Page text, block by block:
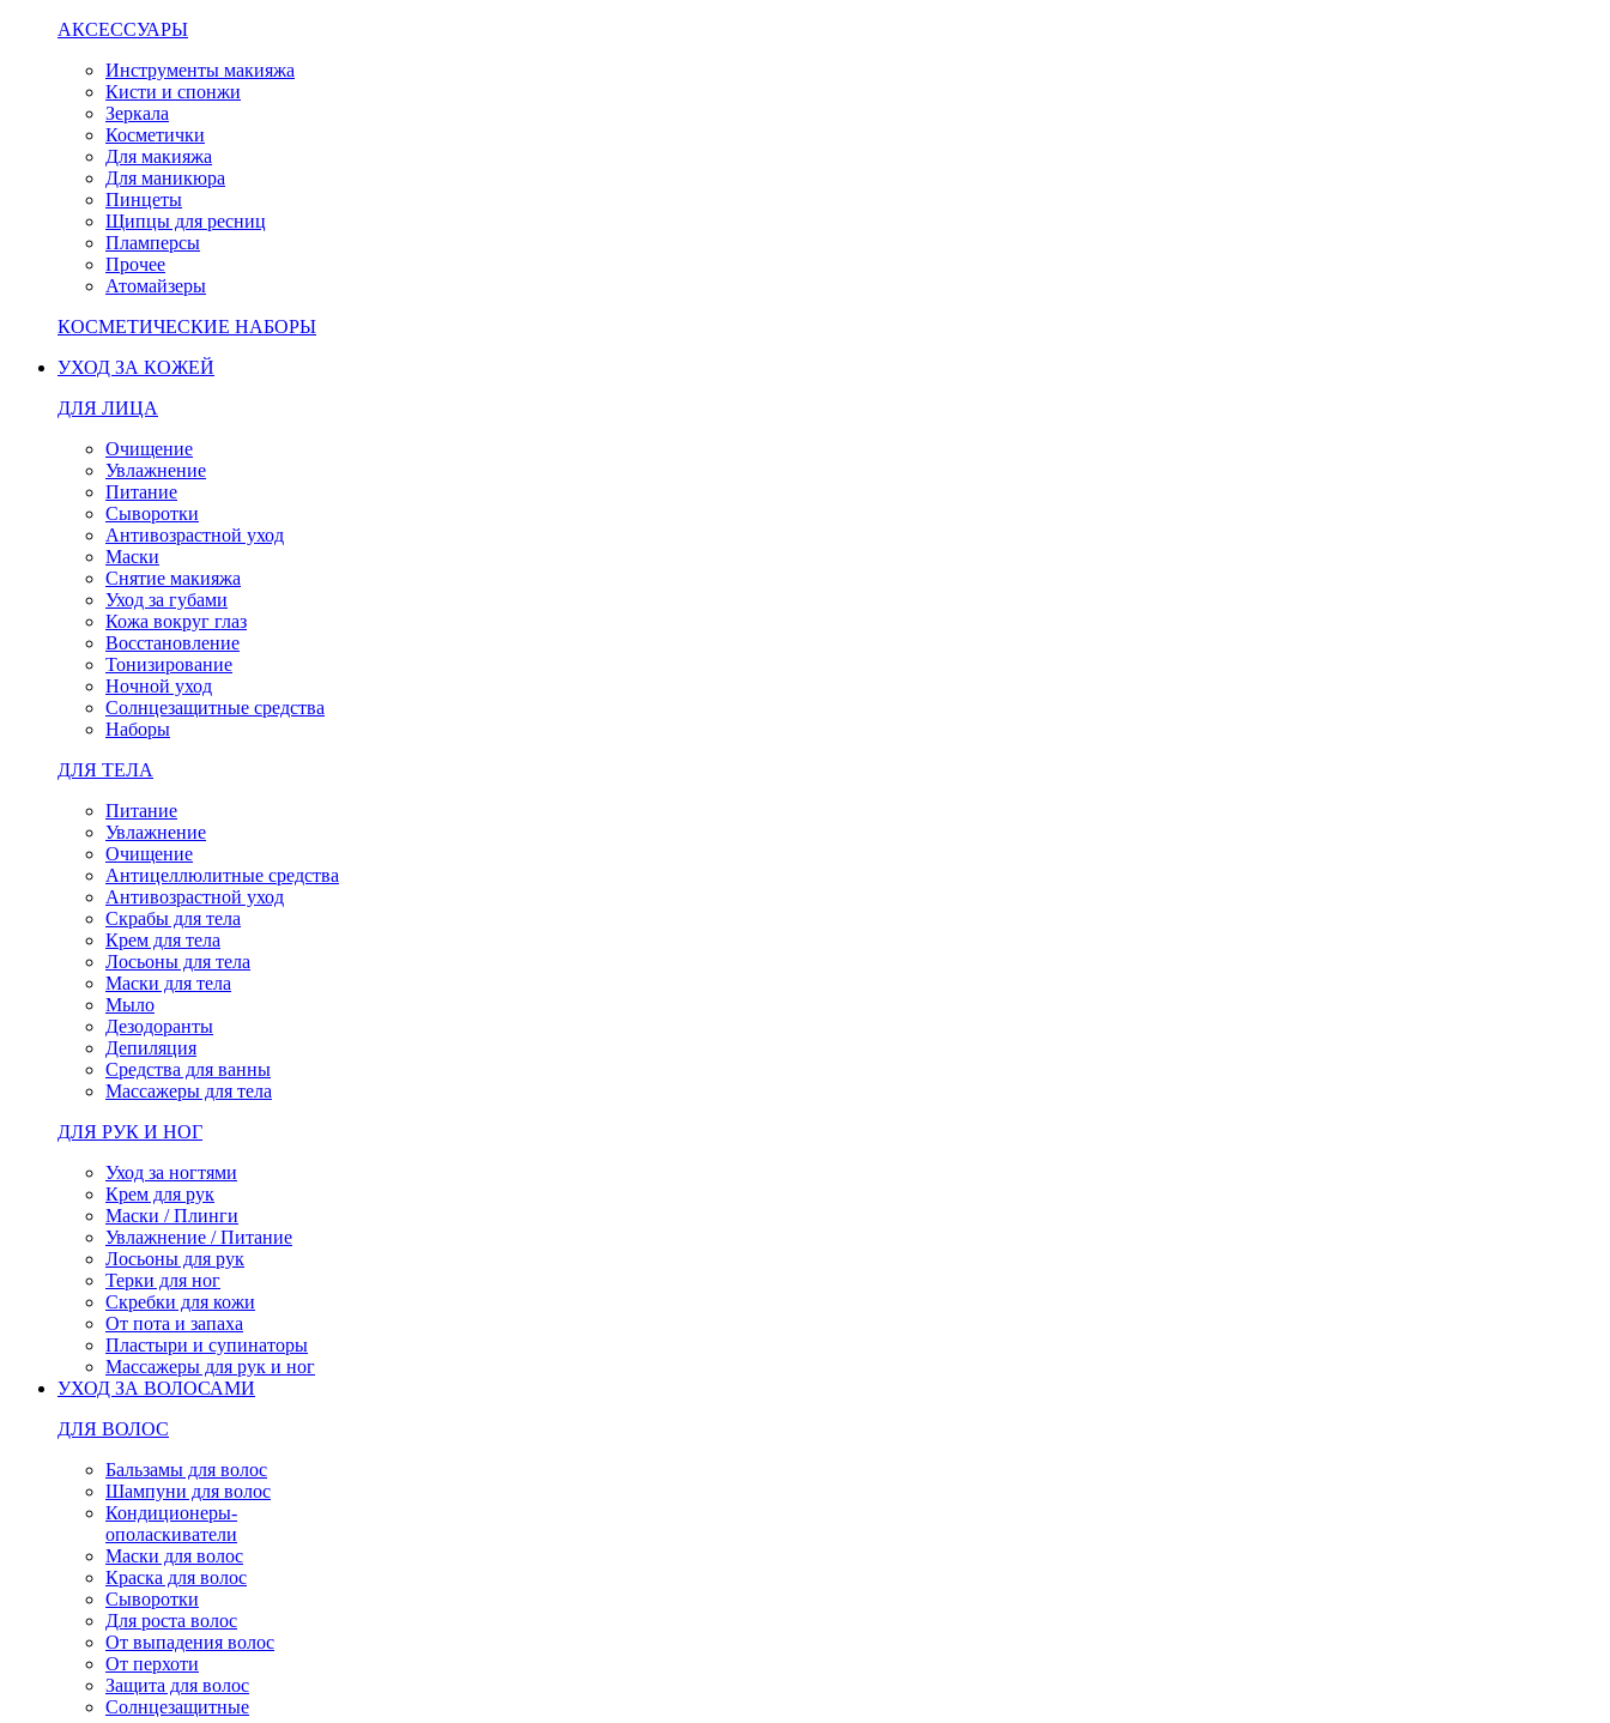
АКСЕССУАРЫ
Инструменты макияжа
Кисти и спонжи
Зеркала
Косметички
Для макияжа
Для маникюра
Пинцеты
Щипцы для ресниц
Пламперсы
Прочее
Атомайзеры
КОСМЕТИЧЕСКИЕ НАБОРЫ
УХОД ЗА КОЖЕЙ
ДЛЯ ЛИЦА
Очищение
Увлажнение
Питание
Сыворотки
Антивозрастной уход
Маски
Снятие макияжа
Уход за губами
Кожа вокруг глаз
Восстановление
Тонизирование
Ночной уход
Солнцезащитные средства
Наборы
ДЛЯ ТЕЛА
Питание
Увлажнение
Очищение
Антицеллюлитные средства
Антивозрастной уход
Скрабы для тела
Крем для тела
Лосьоны для тела
Маски для тела
Мыло
Дезодоранты
Депиляция
Средства для ванны
Массажеры для тела
ДЛЯ РУК И НОГ
Уход за ногтями
Крем для рук
Маски / Плинги
Увлажнение / Питание
Лосьоны для рук
Терки для ног
Скребки для кожи
От пота и запаха
Пластыри и супинаторы
Массажеры для рук и ног
УХОД ЗА ВОЛОСАМИ
ДЛЯ ВОЛОС
Бальзамы для волос
Шампуни для волос
Кондиционеры-
ополаскиватели
Маски для волос
Краска для волос
Сыворотки
Для роста волос
От выпадения волос
От перхоти
Защита для волос
Солнцезащитные